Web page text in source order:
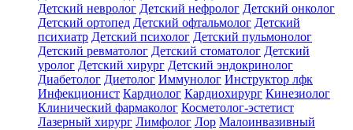
Детский невролог Детский нефролог Детский онколог
Детский ортопед Детский офтальмолог Детский
психиатр Детский психолог Детский пульмонолог
Детский ревматолог Детский стоматолог Детский
уролог Детский хирург Детский эндокринолог
Диабетолог Диетолог Иммунолог Инструктор лфк
Инфекционист Кардиолог Кардиохирург Кинезиолог
Клинический фармаколог Косметолог-эстетист
Лазерный хирург Лимфолог Лор Малоинвазивный